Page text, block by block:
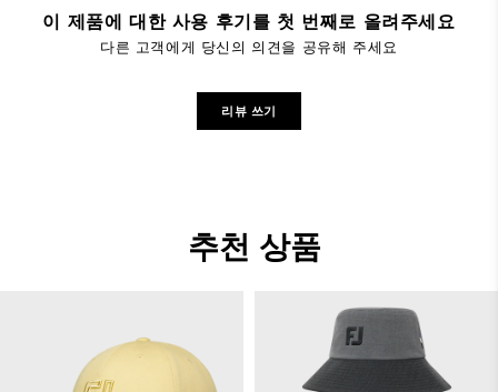
이 제품에 대한 사용 후기를 첫 번째로 올려주세요
다른 고객에게 당신의 의견을 공유해 주세요
리뷰 쓰기
추천 상품